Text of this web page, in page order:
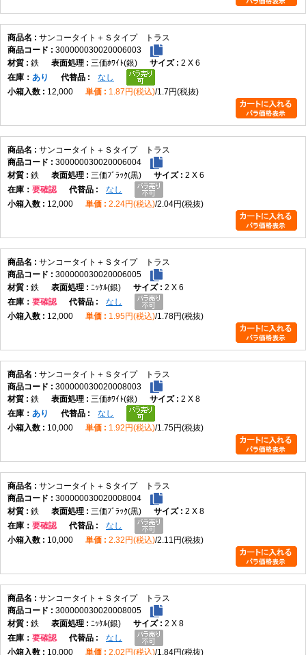
サンコータイト＋Ｓタイプ トラス
300000030020006003
鉄
三価ﾎﾜｲﾄ(銀)
2 X 6
在庫
あり
なし
12,000
1.87円(税込) 1.7円(税抜)
サンコータイト＋Ｓタイプ トラス
300000030020006004
鉄
三価ﾌﾞﾗｯｸ(黒)
2 X 6
在庫
要確認
なし
12,000
2.24円(税込) 2.04円(税抜)
サンコータイト＋Ｓタイプ トラス
300000030020006005
鉄
ﾆｯｹﾙ(銀)
2 X 6
在庫
要確認
なし
12,000
1.95円(税込) 1.78円(税抜)
サンコータイト＋Ｓタイプ トラス
300000030020008003
鉄
三価ﾎﾜｲﾄ(銀)
2 X 8
在庫
あり
なし
10,000
1.92円(税込) 1.75円(税抜)
サンコータイト＋Ｓタイプ トラス
300000030020008004
鉄
三価ﾌﾞﾗｯｸ(黒)
2 X 8
在庫
要確認
なし
10,000
2.32円(税込) 2.11円(税抜)
サンコータイト＋Ｓタイプ トラス
300000030020008005
鉄
ﾆｯｹﾙ(銀)
2 X 8
在庫
要確認
なし
10,000
2.02円(税込) 1.84円(税抜)